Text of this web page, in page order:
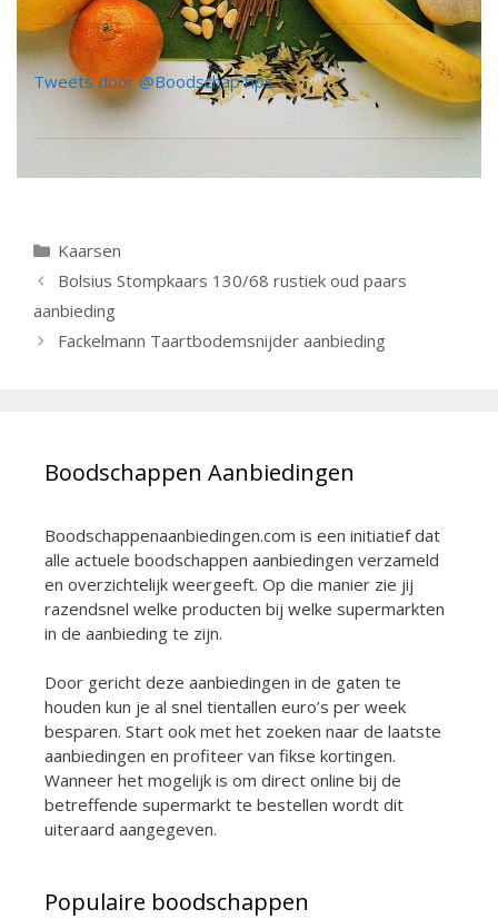
Tweets door @BoodschapTips
Categorieën
Kaarsen
Berichtnavigatie
Bolsius Stompkaars 130/68 rustiek oud paars
aanbieding
Fackelmann Taartbodemsnijder aanbieding
Boodschappen Aanbiedingen
Boodschappenaanbiedingen.com is een initiatief dat
alle actuele boodschappen aanbiedingen verzameld
en overzichtelijk weergeeft. Op die manier zie jij
razendsnel welke producten bij welke supermarkten
in de aanbieding te zijn.
Door gericht deze aanbiedingen in de gaten te
houden kun je al snel tientallen euro’s per week
besparen. Start ook met het zoeken naar de laatste
aanbiedingen en profiteer van fikse kortingen.
Wanneer het mogelijk is om direct online bij de
betreffende supermarkt te bestellen wordt dit
uiteraard aangegeven.
Populaire boodschappen